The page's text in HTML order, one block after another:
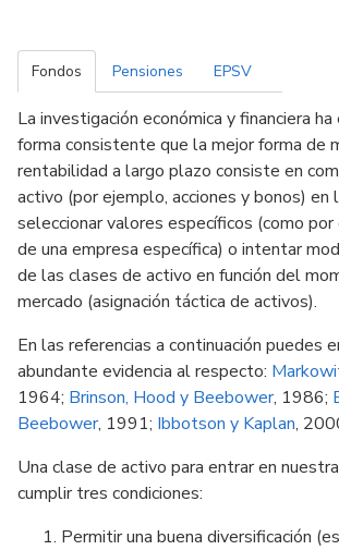
Fondos Pensiones EPSV
La investigación económica y financiera
forma consistente que la mejor forma de
rentabilidad a largo plazo consiste en
activo (por ejemplo, acciones y bonos) en
seleccionar valores específicos (como
de una empresa específica) o intentar
de las clases de activo en función del
mercado (asignación táctica de activos).
En las referencias a continuación puedes
abundante evidencia al respecto:
1964; Brinson, Hood y Beebower, 1986;
Beebower, 1991; Ibbotson y Kaplan,
Una clase de activo para entrar en
cumplir tres condiciones:
Permitir una buena diversificación